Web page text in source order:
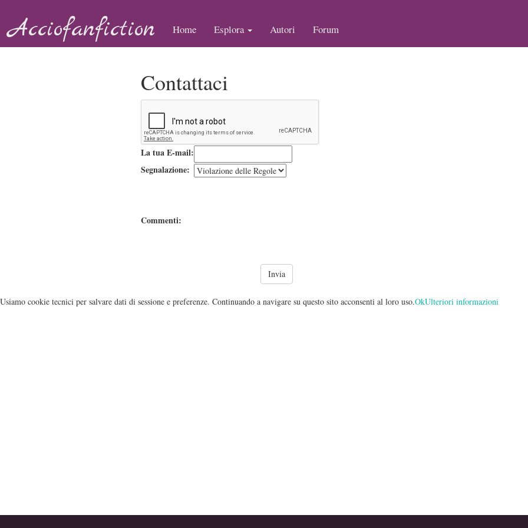
Acciofanfiction Home Esplora Autori Forum
Contattaci
La tua E-mail:
Segnalazione:
Commenti:
Usiamo cookie tecnici per salvare dati di sessione e preferenze. Continuando a navigare su questo sito acconsenti al loro uso.OkUlteriori informazioni